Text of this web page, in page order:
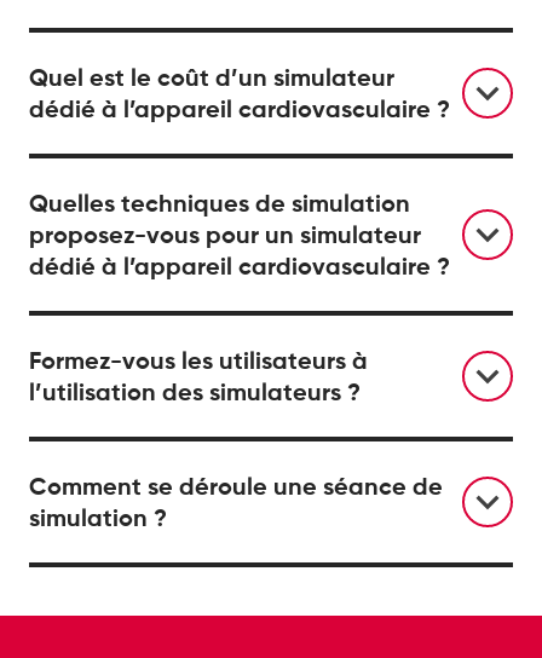
Quel est le coût d’un simulateur
dédié à l’appareil cardiovasculaire ?
Quelles techniques de simulation
proposez-vous pour un simulateur
dédié à l’appareil cardiovasculaire ?
Formez-vous les utilisateurs à
l’utilisation des simulateurs ?
Comment se déroule une séance de
simulation ?